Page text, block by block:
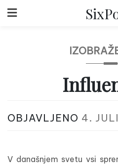
to
OBJAVLJENO 4.
V današnjem svetu vsi